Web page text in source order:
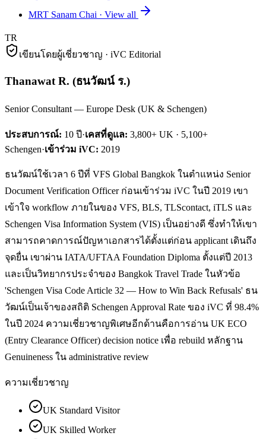
MRT Sanam Chai · View all
TR
เขียนโดยผู้เชี่ยวชาญ · iVC Editorial
Thanawat R. (ธนวัฒน์ ร.)
Senior Consultant — Europe Desk (UK & Schengen)
ประสบการณ์: 10 ปี·เคสที่ดูแล: 3,800+ UK · 5,100+
Schengen·เข้าร่วม iVC: 2019
ธนวัฒน์ใช้เวลา 6 ปีที่ VFS Global Bangkok ในตำแหน่ง Senior
Document Verification Officer ก่อนเข้าร่วม iVC ในปี 2019 เขา
เข้าใจ workflow ภายในของ VFS, BLS, TLScontact, iTLS และ
Schengen Visa Information System (VIS) เป็นอย่างดี ซึ่งทำให้เขา
สามารถคาดการณ์ปัญหาเอกสารได้ตั้งแต่ก่อน applicant เดินถึง
จุดยื่น เขาผ่าน IATA/UFTAA Foundation Diploma ตั้งแต่ปี 2013
และเป็นวิทยากรประจำของ Bangkok Travel Trade ในหัวข้อ
'Schengen Visa Code Article 32 — How to Win Back Refusals' ธน
วัฒน์เป็นเจ้าของสถิติ Schengen Approval Rate ของ iVC ที่ 98.4%
ในปี 2024 ความเชี่ยวชาญพิเศษอีกด้านคือการอ่าน UK ECO
(Entry Clearance Officer) decision notice เพื่อ rebuild หลักฐาน
Genuineness ใน administrative review
ความเชี่ยวชาญ
UK Standard Visitor
UK Skilled Worker